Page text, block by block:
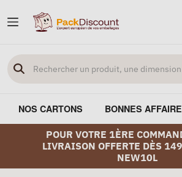
NOS CARTONS BONNES
POUR VOTRE 1ÈRE
LIVRAISON OFFERTE DÈS
NEW10L